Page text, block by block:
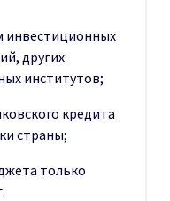
инвестиционных
других
институтов;
кредита
страны;
только